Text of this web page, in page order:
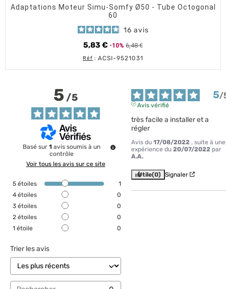
Adaptations Moteur Simu-Somfy Ø50 - Tube Octogonal
60
16 avis
5,83 € Prix de base
-10% 6,48 €
Prix
Réf : ACSI-9521031
5/5
Basé sur1 avis soumis à un
contrôle
Voir tous les avis sur ce site
5 étoiles
1
4 étoiles
0
3 étoiles
0
2 étoiles
0
1 étoile 0
Trier les avis
5/
Avis vérifié
très facile a installer et a
régler
Avis du 17/08/2022 , suite à une
expérience du 20/07/2022 par
A.A.
Utile(0) Signaler